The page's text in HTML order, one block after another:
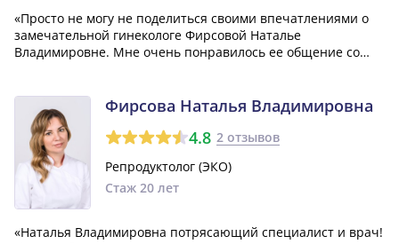
«Просто не могу не поделиться своими впечатлениями о
замечательной гинекологе Фирсовой Наталье
Владимировне. Мне очень понравилось ее общение со
помогла мне стать счастливой мамой...»
Фирсова Наталья Владимировна
4.8 2 отзывов
Репродуктолог (ЭКО)
Стаж 20 лет
«Наталья Владимировна потрясающий специалист и врач!